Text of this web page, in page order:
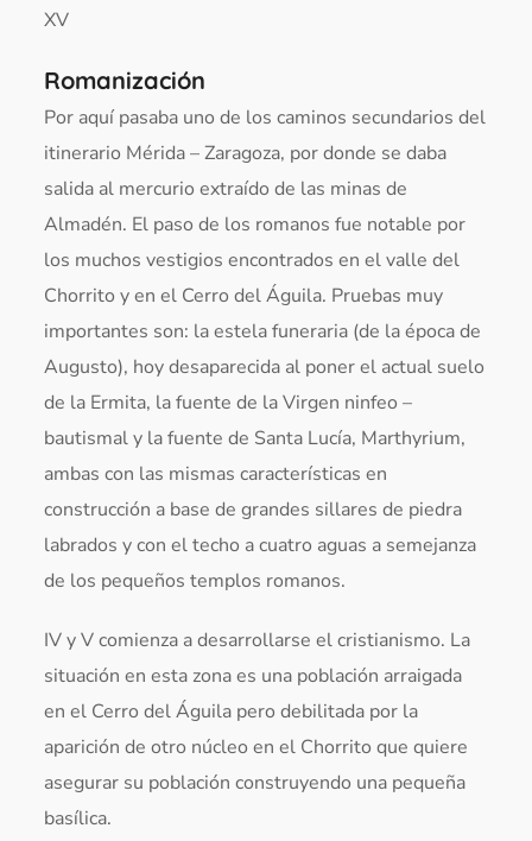
XV
Romanización
Por aquí pasaba uno de los caminos secundarios del
itinerario Mérida – Zaragoza, por donde se daba
salida al mercurio extraído de las minas de
Almadén. El paso de los romanos fue notable por
los muchos vestigios encontrados en el valle del
Chorrito y en el Cerro del Águila. Pruebas muy
importantes son: la estela funeraria (de la época de
Augusto), hoy desaparecida al poner el actual suelo
de la Ermita, la fuente de la Virgen ninfeo –
bautismal y la fuente de Santa Lucía, Marthyrium,
ambas con las mismas características en
construcción a base de grandes sillares de piedra
labrados y con el techo a cuatro aguas a semejanza
de los pequeños templos romanos.
IV y V comienza a desarrollarse el cristianismo. La
situación en esta zona es una población arraigada
en el Cerro del Águila pero debilitada por la
aparición de otro núcleo en el Chorrito que quiere
asegurar su población construyendo una pequeña
basílica.